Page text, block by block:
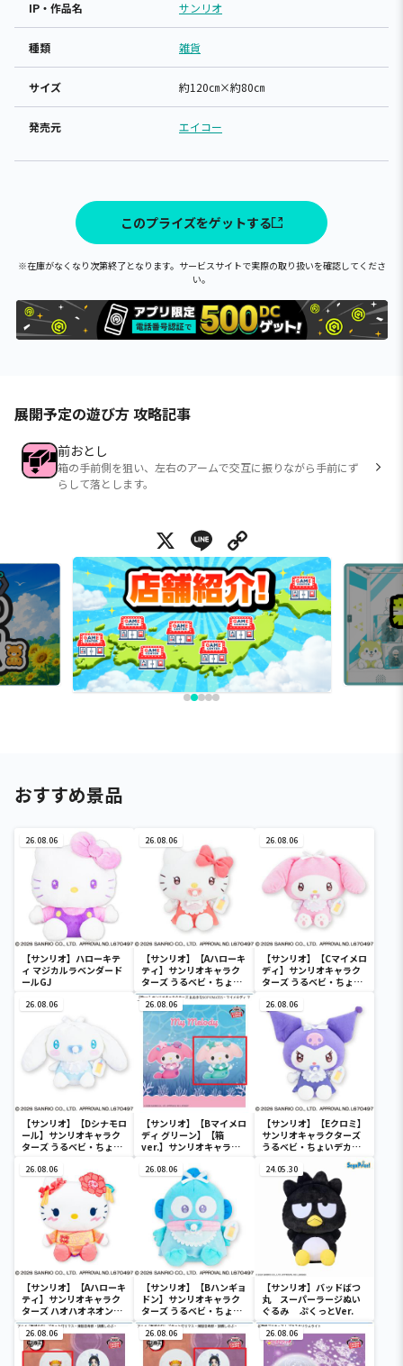
IP・作品名 サンリオ
種類 雑貨
サイズ 約120㎝×約80㎝
発売元 エイコー
このプライズをゲットする
※在庫がなくなり次第終了となります。サービスサイトで実際の取り扱いを確認してくださ
い。
展開予定の遊び方 攻略記事
前おとし
箱の手前側を狙い、左右のアームで交互に振りながら手前にず
らして落とします。
X Line
おすすめ景品
26.08.06
【サンリオ】ハローキテ
ィ マジカルラベンダード
ールGJ
26.08.06
【サンリオ】【Aハローキ
ティ】サンリオキャラク
ターズ うるベビ・ちょい
デカドール
26.08.06
【サンリオ】【Cマイメロ
ディ】サンリオキャラク
ターズ うるベビ・ちょい
26.08.06
【サンリオ】【Dシナモロ
ール】サンリオキャラク
ターズ うるベビ・ちょい
26.08.06
【サンリオ】【Bマイメロ
ディ グリーン】【箱
ver.】サンリオキャラク
SOFVIMATES～マイメロ
ディ マーメイドver. ～
26.08.06
【サンリオ】【Eクロミ】
サンリオキャラクターズ
うるベビ・ちょいデカド
26.08.06
【サンリオ】【Aハローキ
ティ】サンリオキャラク
ターズ ハオハオネオンタ
ウンドールBIGタイプ1
26.08.06
【サンリオ】【Bハンギョ
ドン】サンリオキャラク
ターズ うるベビ・ちょい
デカドール
24.05.30
【サンリオ】バッドばつ
丸 スーパーラージぬい
ぐるみ ぷくっとVer.
26.08.06 26.08.06 26.08.06